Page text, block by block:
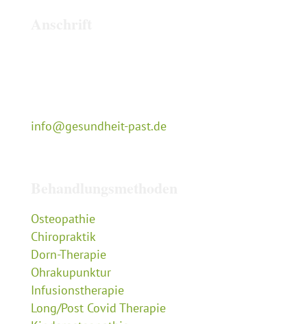
info@gesundheit-past.de
Osteopathie
Chiropraktik
Dorn-Therapie
Ohrakupunktur
Infusionstherapie
Long/Post Covid Therapie